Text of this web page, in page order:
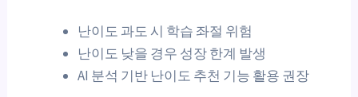
난이도 과도 시 학습 좌절 위험
난이도 낮을 경우 성장 한계 발생
AI 분석 기반 난이도 추천 기능 활용 권장